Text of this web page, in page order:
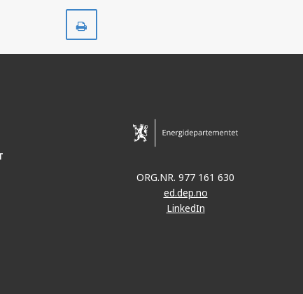
ORG.NR. 977 161 630
ed.dep.no
LinkedIn